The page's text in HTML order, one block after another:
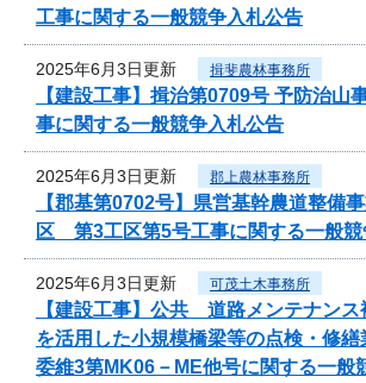
工事に関する一般競争入札公告
2025年6月3日更新 揖斐農林事務所
【建設工事】揖治第0709号 予防治山
事に関する一般競争入札公告
2025年6月3日更新 郡上農林事務所
【郡基第0702号】県営基幹農道整備
区 第3工区第5号工事に関する一般競
2025年6月3日更新 可茂土木事務所
【建設工事】公共 道路メンテナン
を活用した小規模橋梁等の点検・修繕
委維3第MK06－ME他号に関する一般